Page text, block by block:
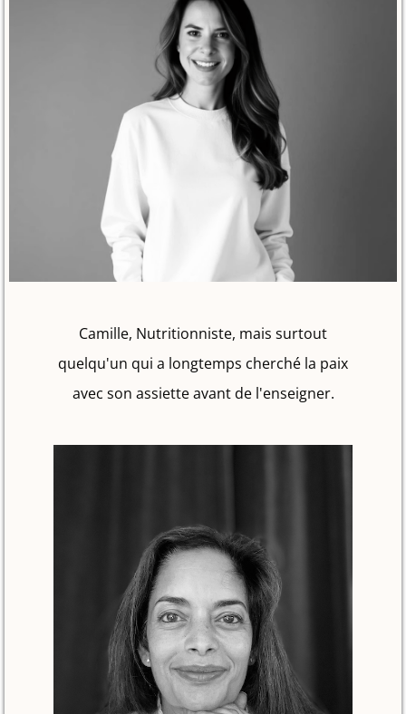
Camille, Nutritionniste, mais surtout
quelqu'un qui a longtemps cherché la paix
avec son assiette avant de l'enseigner.